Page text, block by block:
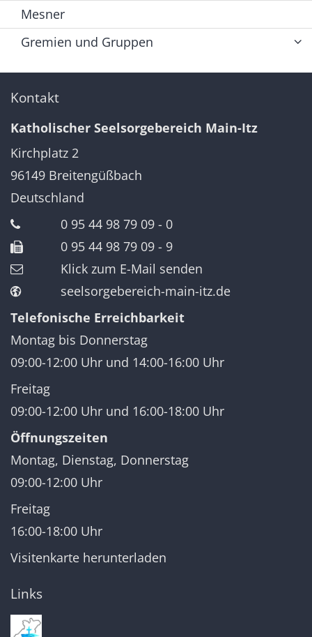
Mesner
Gremien und Gruppen
Kontakt
Katholischer Seelsorgebereich Main-Itz
Kirchplatz 2
96149 Breitengüßbach
Deutschland
0 95 44 98 79 09 - 0
0 95 44 98 79 09 - 9
Klick zum E-Mail senden
seelsorgebereich-main-itz.de
Telefonische Erreichbarkeit
Montag bis Donnerstag
09:00-12:00 Uhr und 14:00-16:00 Uhr
Freitag
09:00-12:00 Uhr und 16:00-18:00 Uhr
Öffnungszeiten
Montag, Dienstag, Donnerstag
09:00-12:00 Uhr
Freitag
16:00-18:00 Uhr
Visitenkarte herunterladen
Links